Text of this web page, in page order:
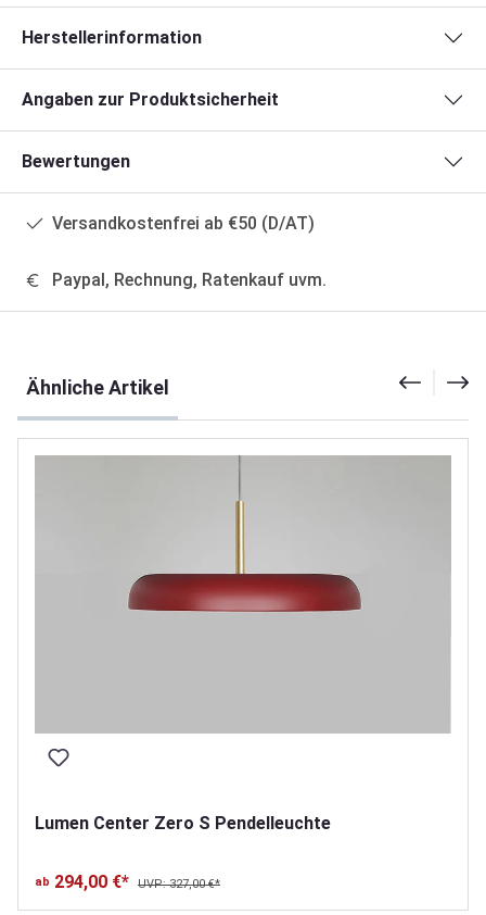
Herstellerinformation
Angaben zur Produktsicherheit
Bewertungen
Versandkostenfrei ab €50 (D/AT)
Paypal, Rechnung, Ratenkauf uvm.
Ähnliche Artikel
Lumen Center Zero S Pendelleuchte
ab 294,00 €* UVP: 327,00 €*